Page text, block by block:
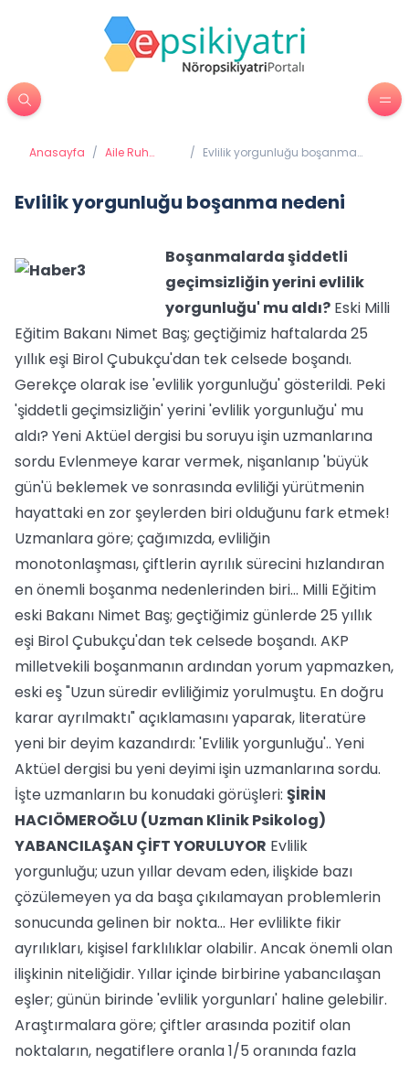
Anasayfa / Aile Ruh
/ Evlilik yorgunluğu boşanma
Evlilik yorgunluğu boşanma nedeni
Boşanmalarda şiddetli
geçimsizliğin yerini evlilik
yorgunluğu' mu aldı? Eski Milli
Eğitim Bakanı Nimet Baş; geçtiğimiz haftalarda 25
yıllık eşi Birol Çubukçu'dan tek celsede boşandı.
Gerekçe olarak ise 'evlilik yorgunluğu' gösterildi. Peki
'şiddetli geçimsizliğin' yerini 'evlilik yorgunluğu' mu
aldı? Yeni Aktüel dergisi bu soruyu işin uzmanlarına
sordu Evlenmeye karar vermek, nişanlanıp 'büyük
gün'ü beklemek ve sonrasında evliliği yürütmenin
hayattaki en zor şeylerden biri olduğunu fark etmek!
Uzmanlara göre; çağımızda, evliliğin
monotonlaşması, çiftlerin ayrılık sürecini hızlandıran
en önemli boşanma nedenlerinden biri... Milli Eğitim
eski Bakanı Nimet Baş; geçtiğimiz günlerde 25 yıllık
eşi Birol Çubukçu'dan tek celsede boşandı. AKP
milletvekili boşanmanın ardından yorum yapmazken,
eski eş "Uzun süredir evliliğimiz yorulmuştu. En doğru
karar ayrılmaktı" açıklamasını yaparak, literatüre
yeni bir deyim kazandırdı: 'Evlilik yorgunluğu'.. Yeni
Aktüel dergisi bu yeni deyimi işin uzmanlarına sordu.
İşte uzmanların bu konudaki görüşleri: ŞİRİN
HACIÖMEROĞLU (Uzman Klinik Psikolog)
YABANCILAŞAN ÇİFT YORULUYOR Evlilik
yorgunluğu; uzun yıllar devam eden, ilişkide bazı
çözülemeyen ya da başa çıkılamayan problemlerin
sonucunda gelinen bir nokta... Her evlilikte fikir
ayrılıkları, kişisel farklılıklar olabilir. Ancak önemli olan
ilişkinin niteliğidir. Yıllar içinde birbirine yabancılaşan
eşler; günün birinde 'evlilik yorgunları' haline gelebilir.
Araştırmalara göre; çiftler arasında pozitif olan
noktaların, negatiflere oranla 1/5 oranında fazla